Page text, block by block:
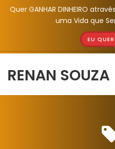
Quer GANHAR DINHEIRO
uma Vida que
EU
RENAN SOUZA